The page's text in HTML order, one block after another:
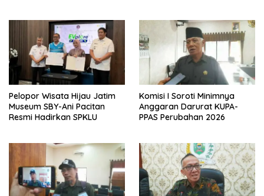
Pelopor Wisata Hijau Jatim
Museum SBY-Ani Pacitan
Resmi Hadirkan SPKLU
Komisi I Soroti Minimnya
Anggaran Darurat KUPA-
PPAS Perubahan 2026